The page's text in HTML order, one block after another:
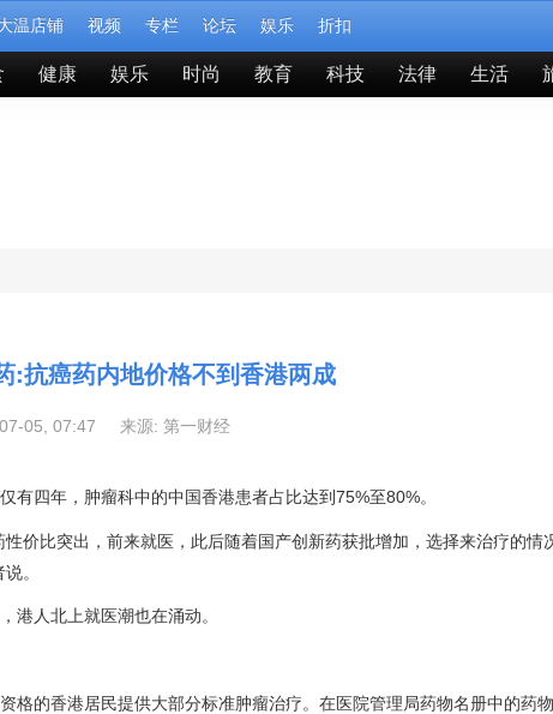
温店铺 视频 专栏 论坛 娱乐 折扣
健康 娱乐 时尚 教育 科技 法律 生活
:抗癌药内地价格不到香港两成
05, 07:47 来源: 第一财经
四年，肿瘤科中的中国香港患者占比达到75%至80%。
价比突出，前来就医，此后随着国产创新药获批增加，选择来治疗的情
。
港人北上就医潮也在涌动。
格的香港居民提供大部分标准肿瘤治疗。在医院管理局药物名册中的药